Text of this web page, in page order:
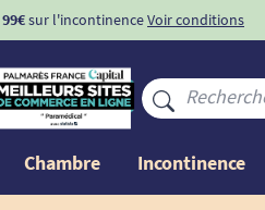
99€sur l'incontinenceVoir conditions
Chambre Incontinence